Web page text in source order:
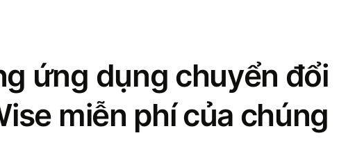
ứng dụng chuyển đổi
miễn phí của chúng